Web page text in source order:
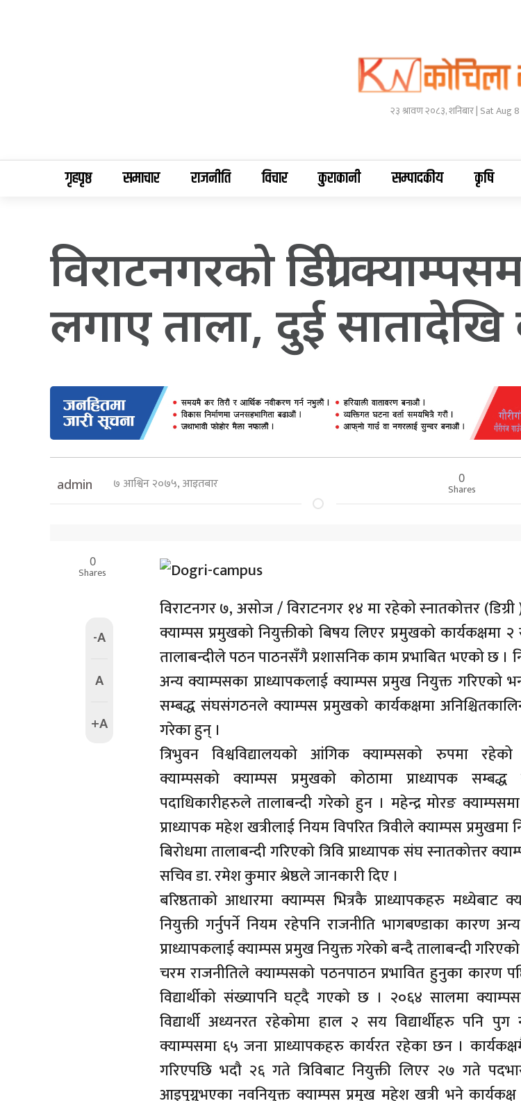
२३ श्रावण २०८३, शनिबार | Sat Aug
गृहपृष्ठ समाचार राजनीति विचार कुराकानी सम्पादकीय कृषि
विराटनगरको डिग्री
लगाए ताला, दुई सातादेखि
admin ७ आश्विन २०७५, आइतबार 0
Shares
0
Shares
-A
A
+A
विराटनगर ७, असोज / विराटनगर १४ मा रहेको स्नातकोत्तर
क्याम्पस प्रमुखको नियुक्तीको बिषय लिएर प्रमुखको कार्यकक्षमा
तालाबन्दीले पठन पाठनसँगै प्रशासनिक काम प्रभाबित भएको छ ।
अन्य क्याम्पसका प्राध्यापकलाई क्याम्पस प्रमुख नियुक्त गरिएको
सम्बद्ध संघसंगठनले क्याम्पस प्रमुखको कार्यकक्षमा
गरेका हुन् ।
त्रिभुवन विश्वविद्यालयको आंगिक क्याम्पसको रुपमा रहेको
क्याम्पसको क्याम्पस प्रमुखको कोठामा प्राध्यापक सम्बद्ध
पदाधिकारीहरुले तालाबन्दी गरेको हुन । महेन्द्र मोरङ
प्राध्यापक महेश खत्रीलाई नियम विपरित त्रिवीले क्याम्पस प्रमुखमा
बिरोधमा तालाबन्दी गरिएको त्रिवि प्राध्यापक संघ स्नातकोत्तर
सचिव डा. रमेश कुमार श्रेष्ठले जानकारी दिए ।
बरिष्ठताको आधारमा क्याम्पस भित्रकै प्राध्यापकहरु मध्येबाट
नियुक्ती गर्नुपर्ने नियम रहेपनि राजनीति भागबण्डाका कारण
प्राध्यापकलाई क्याम्पस प्रमुख नियुक्त गरेको बन्दै तालाबन्दी गरिएको
चरम राजनीतिले क्याम्पसको पठनपाठन प्रभावित हुनुका कारण
विद्यार्थीको संख्यापनि घट्दै गएको छ । २०६४ सालमा
विद्यार्थी अध्यनरत रहेकोमा हाल २ सय विद्यार्थीहरु पनि
क्याम्पसमा ६५ जना प्राध्यापकहरु कार्यरत रहेका छन ।
गरिएपछि भदौ २६ गते त्रिविबाट नियुक्ती लिएर २७ गते
आइपुग्नुभएका नवनियुक्त क्याम्पस प्रमुख महेश खत्री भने